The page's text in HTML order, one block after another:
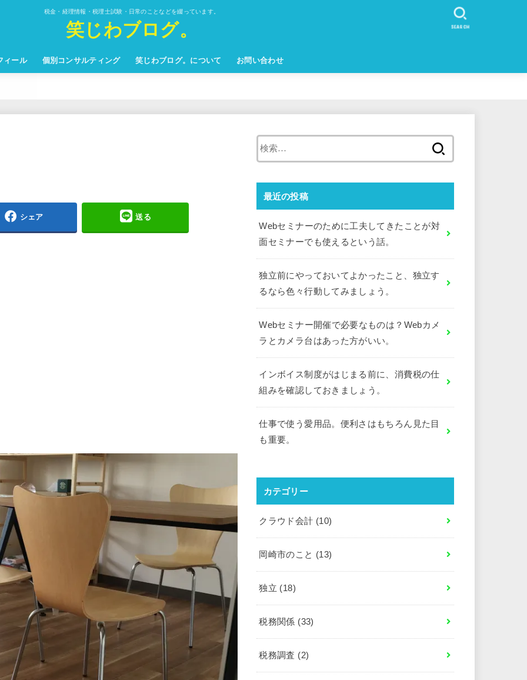
税金・経理情報・税理士試験・日常のことなどを綴っています。
笑じわブログ。
ィール 個別コンサルティング 笑じわブログ。について お問い合わせ
SEARCH
シェア 送る
最近の投稿
Webセミナーのために工夫してきたことが対
面セミナーでも使えるという話。
独立前にやっておいてよかったこと、独立す
るなら色々行動してみましょう。
Webセミナー開催で必要なものは？Webカメ
ラとカメラ台はあった方がいい。
インボイス制度がはじまる前に、消費税の仕
組みを確認しておきましょう。
仕事で使う愛用品。便利さはもちろん見た目
も重要。
カテゴリー
クラウド会計 (10)
岡崎市のこと (13)
独立 (18)
税務関係 (33)
税務調査 (2)